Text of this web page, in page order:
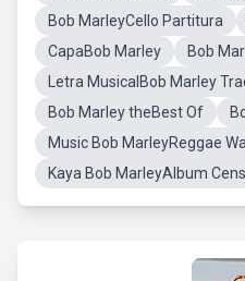
Bob MarleyCello Partitura
CapaBob Marley
Bob
Letra MusicalBob Marley
Bob Marley theBest Of
Music Bob MarleyReggae
Kaya Bob MarleyAlbum